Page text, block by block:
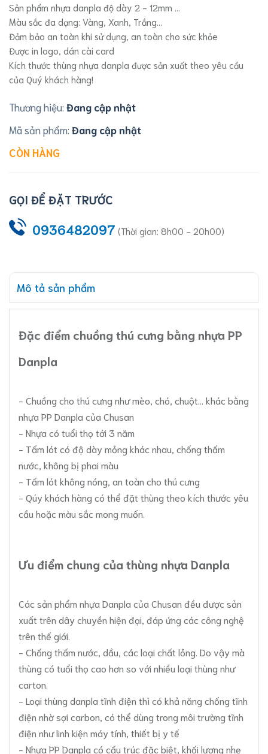
Sản phẩm nhựa danpla độ dày 2 - 12mm ...
Màu sắc đa dạng: Vàng, Xanh, Trắng...
Đảm bảo an toàn khi sử dụng, an toàn cho sức khỏe
Được in logo, dán cài card
Kích thước thùng nhựa danpla được sản xuất theo yêu cầu
của Quý khách hàng!
Thương hiệu: Đang cập nhật
Mã sản phẩm: Đang cập nhật
CÒN HÀNG
GỌI ĐỂ ĐẶT TRƯỚC
0936482097 (Thời gian: 8h00 - 20h00)
Mô tả sản phẩm
Đặc điểm chuồng thú cưng bằng nhựa PP
Danpla
- Chuồng cho thú cưng như mèo, chó, chuột... khác bằng
nhựa PP Danpla của Chusan
- Nhựa có tuổi thọ tới 3 năm
- Tấm lót có độ dày mỏng khác nhau, chống thấm
nước, không bị phai màu
- Tấm lót không nóng, an toàn cho thú cưng
- Qúy khách hàng có thể đặt thùng theo kích thước yêu
cầu hoặc màu sắc mong muốn.
Ưu điểm chung của thùng nhựa Danpla
Các sản phẩm nhựa Danpla của Chusan đều được sản
xuất trên dây chuyền hiện đại, đáp ứng các công nghệ
trên thế giới.
- Chống thấm nước, dầu, các loại chất lỏng. Do vậy mà
thùng có tuổi thọ cao hơn so với nhiều loại thùng như
carton.
- Loại thùng danpla tĩnh điện thì có khả năng chống tĩnh
điện nhờ sợi carbon, có thể dùng trong môi trường tĩnh
điện như linh kiện máy tính, thiết bị y tế
- Nhựa PP Danpla có cấu trúc đặc biệt, khối lượng nhẹ